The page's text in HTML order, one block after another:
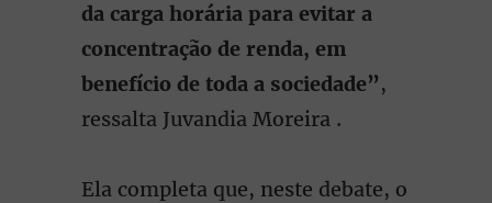
da carga horária para evitar a
concentração de renda, em
benefício de toda a sociedade”,
ressalta Juvandia Moreira .
Ela completa que, neste debate, o